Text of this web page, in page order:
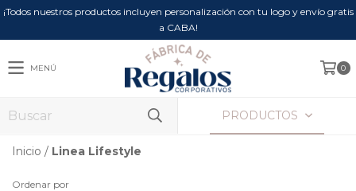
¡Todos nuestros productos incluyen personalización con tu logo y envío gratis
a CABA!
MENÚ 0
PRODUCTOS
Inicio / Linea Lifestyle
Ordenar por